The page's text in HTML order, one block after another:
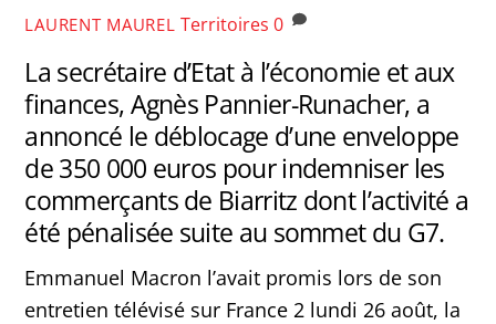
LAURENT MAUREL Territoires 0
La secrétaire d’Etat à l’économie et aux
finances, Agnès Pannier-Runacher, a
annoncé le déblocage d’une enveloppe
de 350 000 euros pour indemniser les
commerçants de Biarritz dont l’activité a
été pénalisée suite au sommet du G7.
Emmanuel Macron l’avait promis lors de son
entretien télévisé sur France 2 lundi 26 août, la